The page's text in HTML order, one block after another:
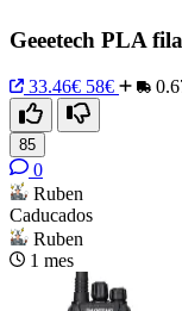
Geeetech PLA
33.46€ 58€
85
0
Ruben
Caducados
Ruben
1 mes